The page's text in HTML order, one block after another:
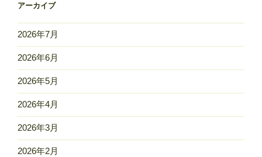
アーカイブ
2026年7月
2026年6月
2026年5月
2026年4月
2026年3月
2026年2月